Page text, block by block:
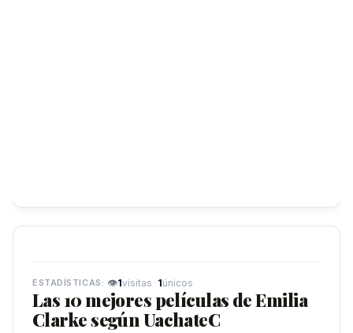
👁1visitas · 1únicos
Las 10 mejores películas de Emilia
Clarke según UachateC